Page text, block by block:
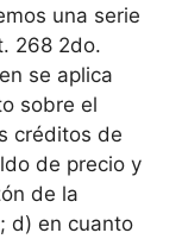
una serie
268 2do.
se aplica
sobre el
créditos de
de precio y
de la
d) en cuanto